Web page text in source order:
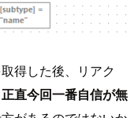
得した後、リアク
正直今回一番自信が無